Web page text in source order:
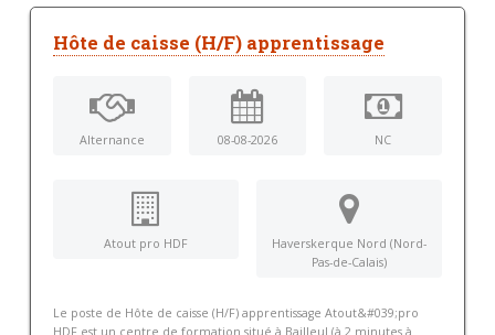
Hôte de caisse (H/F) apprentissage
Alternance 08-08-2026 NC
Atout pro HDF
Haverskerque Nord (Nord-
Pas-de-Calais)
Le poste de Hôte de caisse (H/F) apprentissage Atout&#039;pro